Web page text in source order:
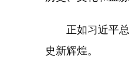
正如习近平总
史新辉煌。